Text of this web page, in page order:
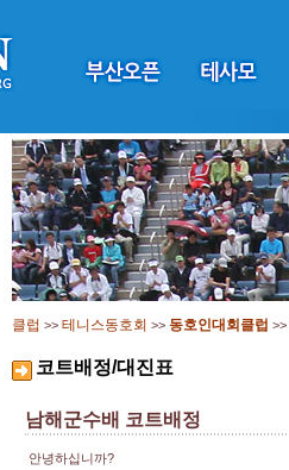
클럽 >> 테니스동호회 >> 동호인대회클럽 >>
코트배정/대진표
남해군수배 코트배정
안녕하십니까?